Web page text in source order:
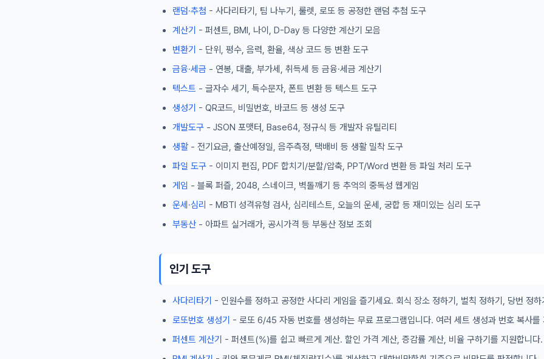
랜덤·추첨 - 사다리타기, 팀 나누기, 룰렛, 로또 등 공정한 랜덤 추첨 도구
계산기 - 퍼센트, BMI, 나이, D-Day 등 다양한 계산기 모음
변환기 - 단위, 평수, 음력, 환율, 색상 코드 등 변환 도구
금융·세금 - 연봉, 대출, 부가세, 취득세 등 금융·세금 계산기
텍스트 - 글자수 세기, 특수문자, 폰트 변환 등 텍스트 도구
생성기 - QR코드, 비밀번호, 바코드 등 생성 도구
개발도구 - JSON 포맷터, Base64, 정규식 등 개발자 유틸리티
생활 - 전기요금, 출산예정일, 음주측정, 택배비 등 생활 밀착 도구
파일 도구 - 이미지 편집, PDF 합치기/분할/압축, PPT/Word 변환 등 파일 처리 도구
게임 - 블록 퍼즐, 2048, 스네이크, 벽돌깨기 등 추억의 중독성 웹게임
운세·심리 - MBTI 성격유형 검사, 심리테스트, 오늘의 운세, 궁합 등 재미있는 심리 도구
부동산 - 아파트 실거래가, 공시가격 등 부동산 정보 조회
인기 도구
사다리타기 - 인원수를 정하고 공정한 사다리 게임을 즐기세요. 회식 장소 정하기, 벌칙 정하기, 당번 정
로또번호 생성기 - 로또 6/45 자동 번호를 생성하는 무료 프로그램입니다. 여러 세트 생성과 번호 복사를
퍼센트 계산기 - 퍼센트(%)를 쉽고 빠르게 계산. 할인 가격 계산, 증감률 계산, 비율 구하기를 지원합니다.